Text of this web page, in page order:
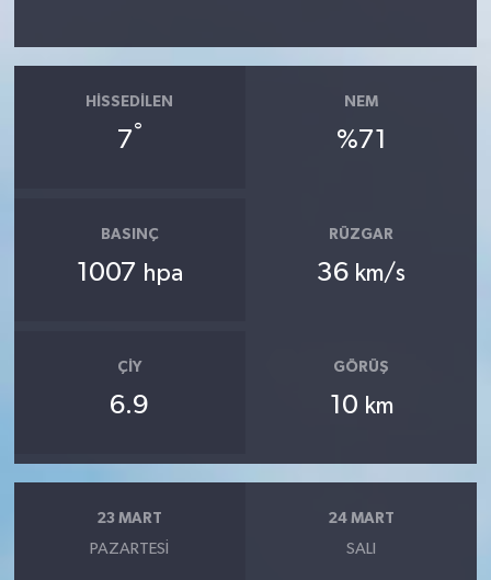
HISSEDILEN
7°
NEM
%71
BASINÇ
1007 hpa
RÜZGAR
36 km/s
ÇIY
6.9
GÖRÜŞ
10 km
23 MART
PAZARTESI
24 MART
SALI